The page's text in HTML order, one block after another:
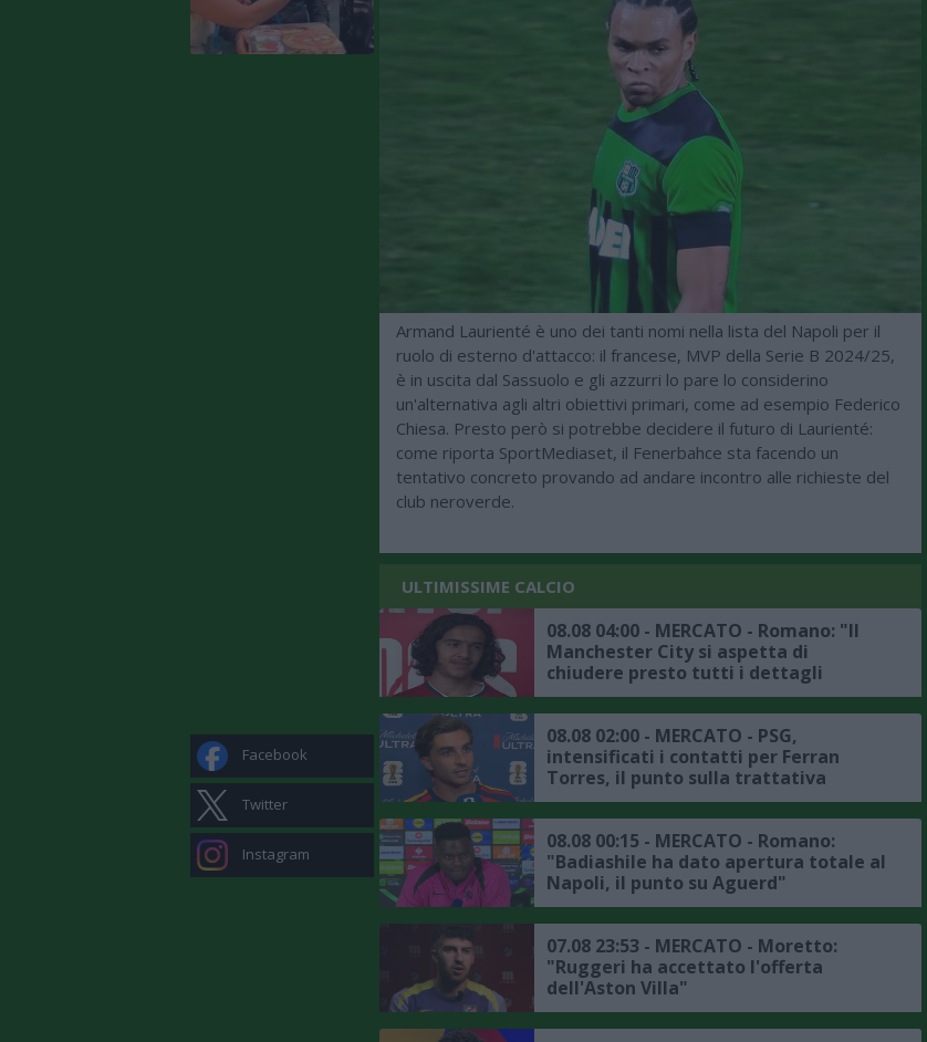
Facebook
Twitter
Instagram
Armand Laurienté è uno dei tanti nomi nella lista del Napoli per il
ruolo di esterno d'attacco: il francese, MVP della Serie B 2024/25,
è in uscita dal Sassuolo e gli azzurri lo pare lo considerino
un'alternativa agli altri obiettivi primari, come ad esempio Federico
Chiesa. Presto però si potrebbe decidere il futuro di Laurienté:
come riporta SportMediaset, il Fenerbahce sta facendo un
tentativo concreto provando ad andare incontro alle richieste del
club neroverde.
ULTIMISSIME CALCIO
08.08 04:00 - MERCATO - Romano: "Il
Manchester City si aspetta di
chiudere presto tutti i dettagli
dell'affare Bouaddi"
08.08 02:00 - MERCATO - PSG,
intensificati i contatti per Ferran
Torres, il punto sulla trattativa
08.08 00:15 - MERCATO - Romano:
"Badiashile ha dato apertura totale al
Napoli, il punto su Aguerd"
07.08 23:53 - MERCATO - Moretto:
"Ruggeri ha accettato l'offerta
dell'Aston Villa"